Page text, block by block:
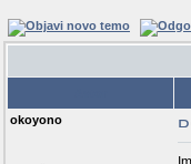
okoyono